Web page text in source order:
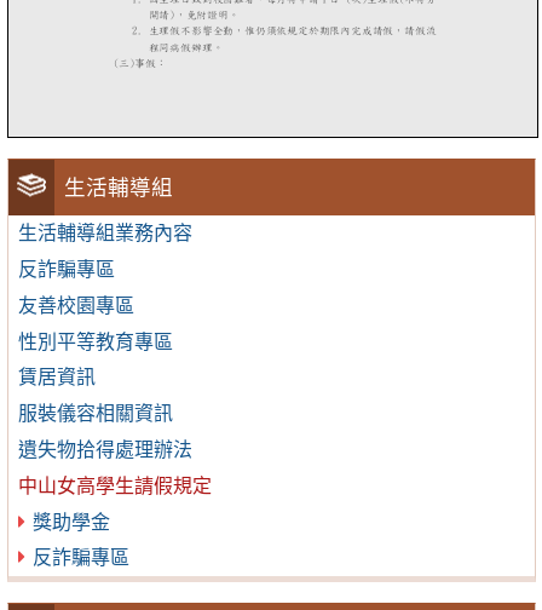
生活輔導組
生活輔導組業務內容
反詐騙專區
友善校園專區
性別平等教育專區
賃居資訊
服裝儀容相關資訊
遺失物拾得處理辦法
中山女高學生請假規定
獎助學金
反詐騙專區